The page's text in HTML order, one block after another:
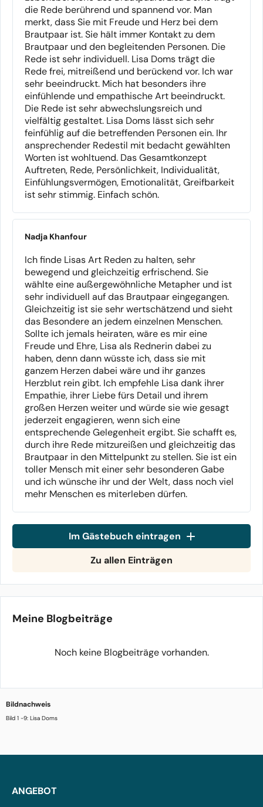
die Rede berührend und spannend vor. Man
merkt, dass Sie mit Freude und Herz bei dem
Brautpaar ist. Sie hält immer Kontakt zu dem
Brautpaar und den begleitenden Personen. Die
Rede ist sehr individuell. Lisa Doms trägt die
Rede frei, mitreißend und berückend vor. Ich war
sehr beeindruckt. Mich hat besonders ihre
einfühlende und empathische Art beeindruckt.
Die Rede ist sehr abwechslungsreich und
vielfältig gestaltet. Lisa Doms lässt sich sehr
feinfühlig auf die betreffenden Personen ein. Ihr
ansprechender Redestil mit bedacht gewählten
Worten ist wohltuend. Das Gesamtkonzept
Auftreten, Rede, Persönlichkeit, Individualität,
Einfühlungsvermögen, Emotionalität, Greifbarkeit
ist sehr stimmig. Einfach schön.
Nadja Khanfour
Ich finde Lisas Art Reden zu halten, sehr
bewegend und gleichzeitig erfrischend. Sie
wählte eine außergewöhnliche Metapher und ist
sehr individuell auf das Brautpaar eingegangen.
Gleichzeitig ist sie sehr wertschätzend und sieht
das Besondere an jedem einzelnen Menschen.
Sollte ich jemals heiraten, wäre es mir eine
Freude und Ehre, Lisa als Rednerin dabei zu
haben, denn dann wüsste ich, dass sie mit
ganzem Herzen dabei wäre und ihr ganzes
Herzblut rein gibt. Ich empfehle Lisa dank ihrer
Empathie, ihrer Liebe fürs Detail und ihrem
großen Herzen weiter und würde sie wie gesagt
jederzeit engagieren, wenn sich eine
entsprechende Gelegenheit ergibt. Sie schafft es,
durch ihre Rede mitzureißen und gleichzeitig das
Brautpaar in den Mittelpunkt zu stellen. Sie ist ein
toller Mensch mit einer sehr besonderen Gabe
und ich wünsche ihr und der Welt, dass noch viel
mehr Menschen es miterleben dürfen.
Im Gästebuch eintragen
Zu allen Einträgen
Meine Blogbeiträge
Noch keine Blogbeiträge vorhanden.
Bildnachweis
Bild 1 -9: Lisa Doms
ANGEBOT